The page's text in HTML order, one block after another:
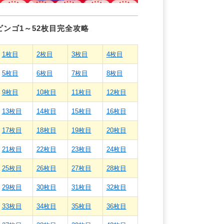
ンゴ1～52枚目完全攻略
1枚目 2枚目 3枚目 4枚目
5枚目 6枚目 7枚目 8枚目
9枚目 10枚目 11枚目 12枚目
13枚目 14枚目 15枚目 16枚目
17枚目 18枚目 19枚目 20枚目
21枚目 22枚目 23枚目 24枚目
25枚目 26枚目 27枚目 28枚目
29枚目 30枚目 31枚目 32枚目
33枚目 34枚目 35枚目 36枚目